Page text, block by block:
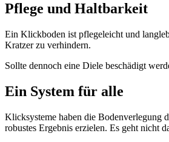
Pflege und Haltbarkeit
Ein Klickboden ist pflegeleicht und
Kratzer zu verhindern.
Sollte dennoch eine Diele beschädigt
Ein System für alle
Klicksysteme haben die Bodenverlegung
robustes Ergebnis erzielen. Es geht nicht